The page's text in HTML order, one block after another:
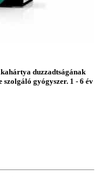
duzzadtságának
szolgáló gyógyszer. 1 - 6 év